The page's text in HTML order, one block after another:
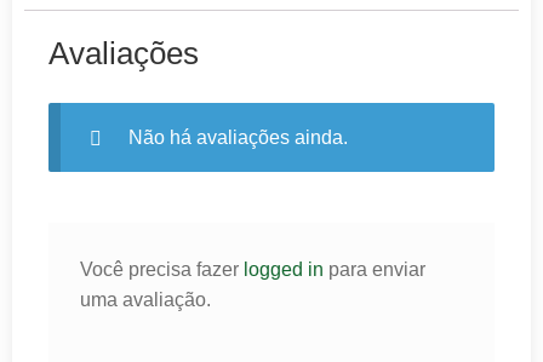
Avaliações
Não há avaliações ainda.
Você precisa fazer logged in para enviar
uma avaliação.